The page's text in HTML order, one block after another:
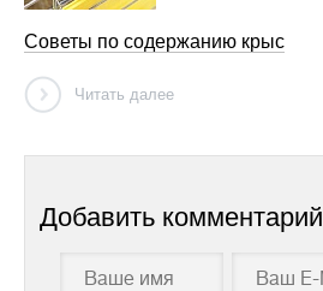
Советы по содержанию крыс
Читать далее
Добавить комментарий